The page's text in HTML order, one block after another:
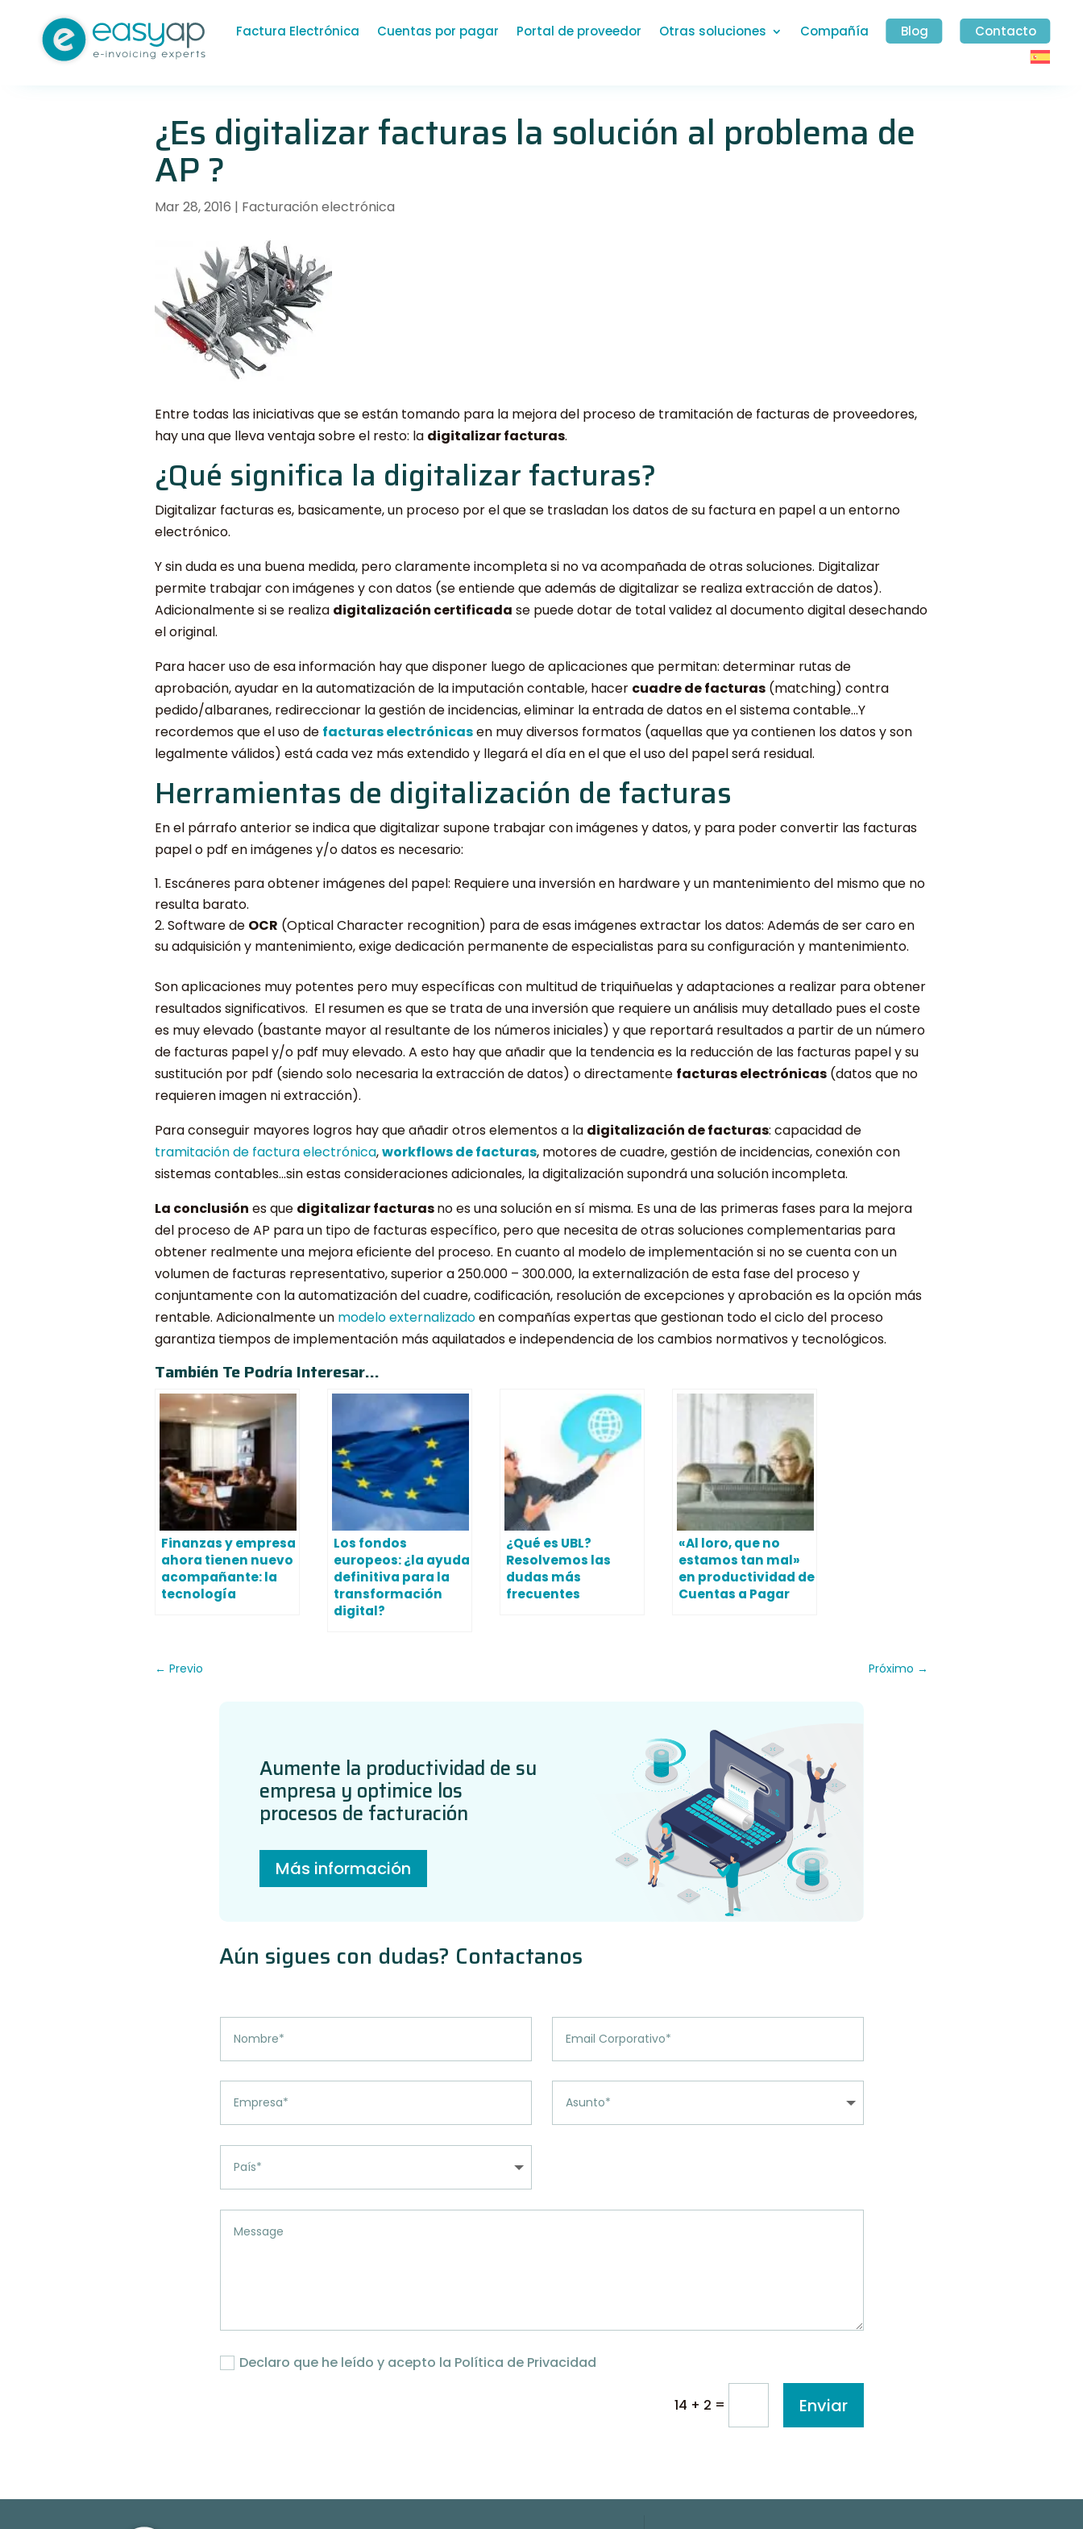
Factura Electrónica Cuentas por pagar Portal de proveedor Otras soluciones Compañía Blog Contacto
¿Es digitalizar facturas la solución al problema de
AP ?
Mar 28, 2016 | Facturación electrónica
Entre todas las iniciativas que se están tomando para la mejora del proceso de tramitación de facturas de proveedores,
hay una que lleva ventaja sobre el resto: la digitalizar facturas.
¿Qué significa la digitalizar facturas?
Digitalizar facturas es, basicamente, un proceso por el que se trasladan los datos de su factura en papel a un entorno
electrónico.
Y sin duda es una buena medida, pero claramente incompleta si no va acompañada de otras soluciones. Digitalizar
permite trabajar con imágenes y con datos (se entiende que además de digitalizar se realiza extracción de datos).
Adicionalmente si se realiza digitalización certificada se puede dotar de total validez al documento digital desechando
el original.
Para hacer uso de esa información hay que disponer luego de aplicaciones que permitan: determinar rutas de
aprobación, ayudar en la automatización de la imputación contable, hacer cuadre defacturas (matching) contra
pedido/albaranes, redireccionar la gestión de incidencias, eliminar la entrada de datos en el sistema contable…Y
recordemos que el uso de facturas electrónicasen muy diversos formatos (aquellas que ya contienen los datos y son
legalmente válidos) está cada vez más extendido y llegará el día en el que el uso del papel será residual.
Herramientas de digitalización de facturas
En el párrafo anterior se indica que digitalizar supone trabajar con imágenes y datos, y para poder convertir las facturas
papel o pdf en imágenes y/o datos es necesario:
Escáneres para obtener imágenes del papel: Requiere una inversión en hardware y un mantenimiento del mismo que no
resulta barato.
Software de OCR (Optical Character recognition) para de esas imágenes extractar los datos: Además de ser caro en
su adquisición y mantenimiento, exige dedicación permanente de especialistas para su configuración y mantenimiento.
Son aplicaciones muy potentes pero muy específicas con multitud de triquiñuelas y adaptaciones a realizar para obtener
resultados significativos. El resumen es que se trata de una inversión que requiere un análisis muy detallado pues el coste
es muy elevado (bastante mayor al resultante de los números iniciales) y que reportará resultados a partir de un número
de facturas papel y/o pdf muy elevado. A esto hay que añadir que la tendencia es la reducción de las facturas papel y su
sustitución por pdf (siendo solo necesaria la extracción de datos) o directamente facturas electrónicas (datos que no
requieren imagen ni extracción).
Para conseguir mayores logros hay que añadir otros elementos a la digitalización de facturas: capacidad de
tramitación de factura electrónica,workflows de facturas, motores de cuadre, gestión de incidencias, conexión con
sistemas contables…sin estas consideraciones adicionales, la digitalización supondrá una solución incompleta.
La conclusión es que digitalizar facturasno es una solución en sí misma. Es una de las primeras fases para la mejora
del proceso de AP para un tipo de facturas específico, pero que necesita de otras soluciones complementarias para
obtener realmente una mejora eficiente del proceso. En cuanto al modelo de implementación si no se cuenta con un
volumen de facturas representativo, superior a 250.000 – 300.000, la externalización de esta fase del proceso y
conjuntamente con la automatización del cuadre, codificación, resolución de excepciones y aprobación es la opción más
rentable. Adicionalmente un modelo externalizadoen compañías expertas que gestionan todo el ciclo del proceso
garantiza tiempos de implementación más aquilatados e independencia de los cambios normativos y tecnológicos.
También Te Podría Interesar...
Finanzas y empresa
ahora tienen nuevo
acompañante: la
tecnología
Los fondos
europeos: ¿la ayuda
definitiva para la
transformación
digital?
¿Qué es UBL?
Resolvemos las
dudas más
frecuentes
«Al loro, que no
estamos tan mal»
en productividad de
Cuentas a Pagar
← Previo Próximo →
Aumente la productividad de su
empresa y optimice los
procesos de facturación
Más información
Aún sigues con dudas? Contactanos
Declaro que he leído y acepto la Política de Privacidad
14 + 2 = Enviar